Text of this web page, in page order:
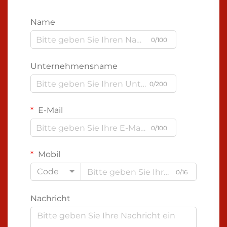
Name
0/100
Unternehmensname
0/200
E-Mail
0/100
Mobil
Code
0/16
Nachricht